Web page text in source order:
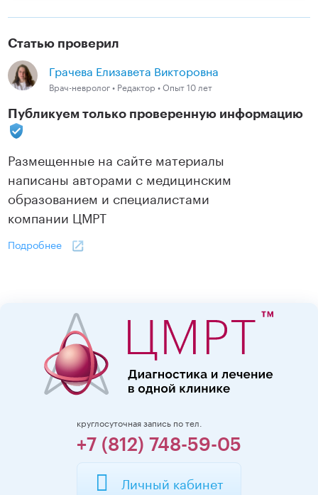
Статью проверил
Грачева Елизавета Викторовна
Врач-невролог • Редактор • Опыт 10 лет
Публикуем только проверенную информацию
Размещенные на сайте материалы
написаны авторами с медицинским
образованием и специалистами
компании ЦМРТ
Подробнее
круглосуточная запись по тел.
+7 (812) 748-59-05
Личный кабинет